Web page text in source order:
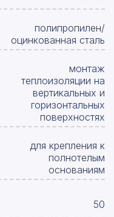
полипропилен/
оцинкованная сталь
монтаж
теплоизоляции на
вертикальных и
горизонтальных
поверхностях
для крепления к
полнотелым
основаниям
50